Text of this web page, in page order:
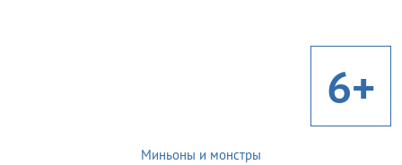
6+
Миньоны и монстры